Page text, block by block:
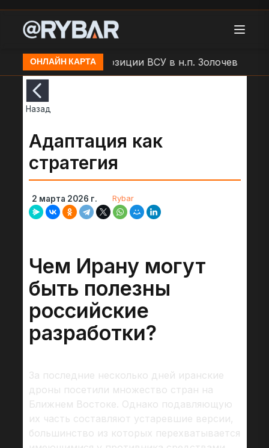
ОНЛАЙН КАРТА
"Молния" по позиции ВСУ в н.п. Золочев
Назад
Адаптация как
стратегия
2 марта 2026 г. Rybar
Чем Ирану могут
быть полезны
российские
разработки?
За последние несколько дней иранские
дроны посетили множество стран на
Ближнем Востоке. Однако подавляющую
их часть составляют устаревшие версии,
большинство из которых перехватывается